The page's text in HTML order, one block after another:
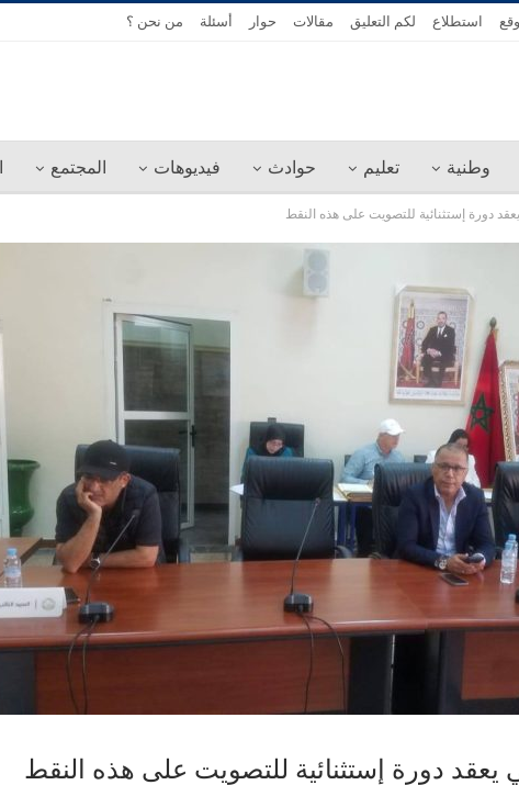
استطلاع لكم التعليق مقالات حوار أسئلة من نحن ؟
وطنية تعليم حوادث فيديوهات المجتمع
دورة إستثنائية للتصويت على هذه النقط
دورة إستثنائية للتصويت على هذه النقط